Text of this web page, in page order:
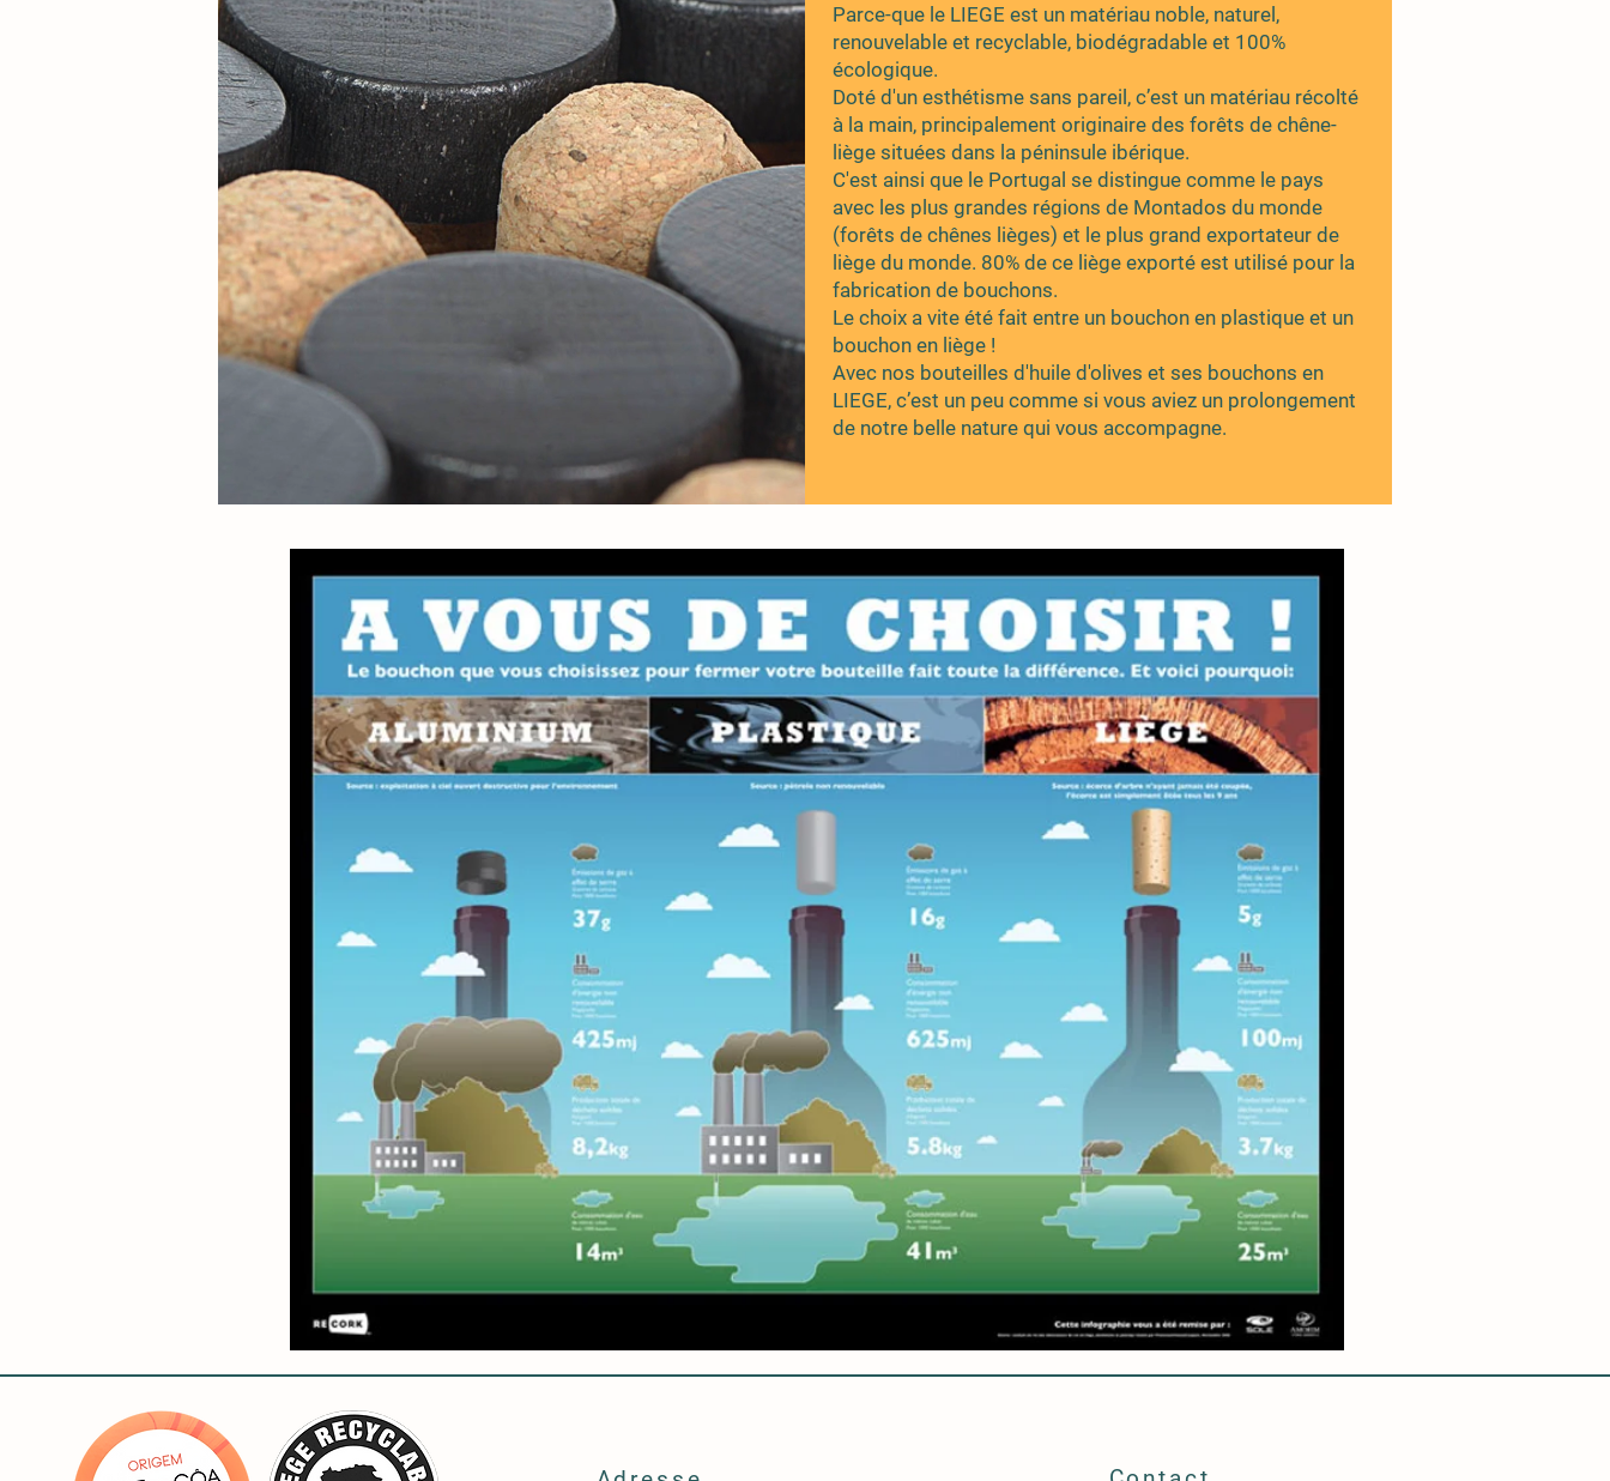
Parce-que le LIEGE est un matériau noble, naturel,
renouvelable et recyclable, biodégradable et 100%
écologique.
Doté d'un esthétisme sans pareil, c’est un matériau récolté
à la main, principalement originaire des forêts de chêne-
liège situées dans la péninsule ibérique.
C'est ainsi que le Portugal se distingue comme le pays
avec les plus grandes régions de Montados du monde
(forêts de chênes lièges) et le plus grand exportateur de
liège du monde. 80% de ce liège exporté est utilisé pour la
fabrication de bouchons.
Le choix a vite été fait entre un bouchon en plastique et un
bouchon en liège !
Avec nos bouteilles d'huile d'olives et ses bouchons en
LIEGE, c’est un peu comme si vous aviez un prolongement
de notre belle nature qui vous accompagne.